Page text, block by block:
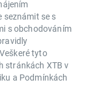
seznámit se s
s obchodováním
tyto
stránkách XTB v
a Podmínkách